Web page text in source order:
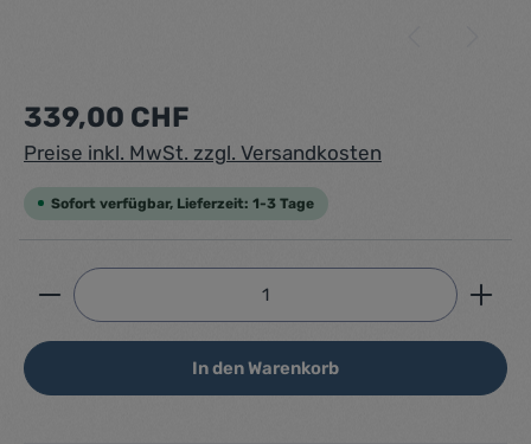
Regulärer Preis:
339,00 CHF
Preise inkl. MwSt. zzgl. Versandkosten
Sofort verfügbar, Lieferzeit: 1-3 Tage
Produkt Anzahl: Gib den gewünschten Wert ein
In den Warenkorb